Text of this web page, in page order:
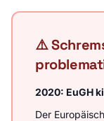
⚠️
2020: EuGH
Der